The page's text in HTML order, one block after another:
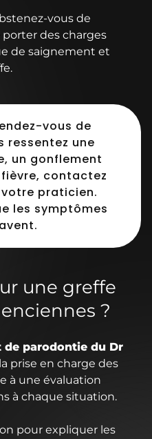
vous de
des charges
de saignement et
vous de
ressentez une
un gonflement
contactez
praticien.
les symptômes
une greffe
?
de parodontie du Dr
prise en charge des
à une évaluation
à chaque situation.
pour expliquer les